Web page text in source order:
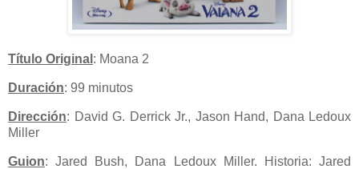
Título Original : Moana 2
Duración: 99 minutos
Dirección: David G. Derrick Jr., Jason Hand, Dana Ledoux
Miller
Guion: Jared Bush, Dana Ledoux Miller. Historia: Jared